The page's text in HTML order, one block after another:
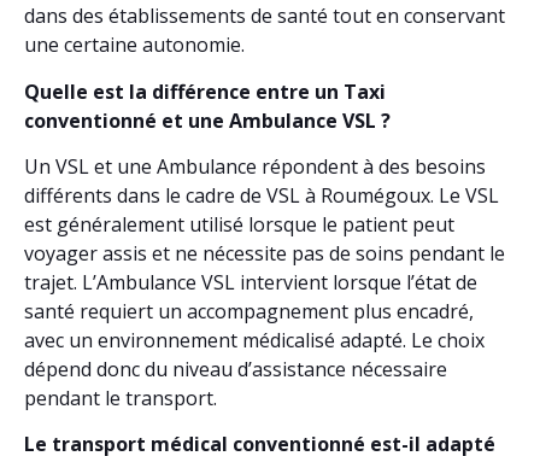
dans des établissements de santé tout en conservant
une certaine autonomie.
Quelle est la différence entre un Taxi
conventionné et une Ambulance VSL ?
Un VSL et une Ambulance répondent à des besoins
différents dans le cadre de VSL à Roumégoux. Le VSL
est généralement utilisé lorsque le patient peut
voyager assis et ne nécessite pas de soins pendant le
trajet. L’Ambulance VSL intervient lorsque l’état de
santé requiert un accompagnement plus encadré,
avec un environnement médicalisé adapté. Le choix
dépend donc du niveau d’assistance nécessaire
pendant le transport.
Le transport médical conventionné est-il adapté